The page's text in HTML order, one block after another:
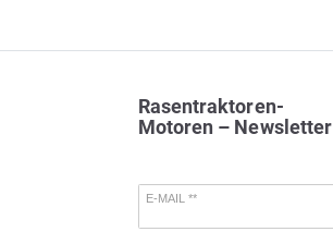
Rasentraktoren-
Motoren – Newsletter
E-MAIL **